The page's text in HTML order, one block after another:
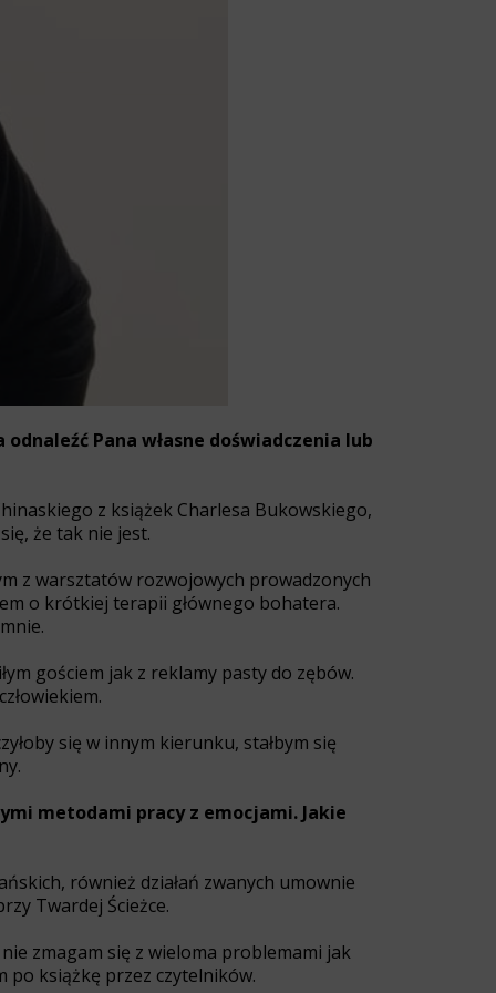
Pana własne doświadczenia lub
z książek Charlesa Bukowskiego,
że tak nie jest.
z warsztatów rozwojowych prowadzonych
o krótkiej terapii głównego bohatera.
gościem jak z reklamy pasty do zębów.
się w innym kierunku, stałbym się
metodami pracy z emocjami. Jakie
również działań zwanych umownie
Twardej Ścieżce.
nie zmagam się z wieloma problemami jak
po książkę przez czytelników.